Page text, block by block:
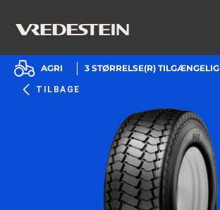
TILBAGE
AGRI 3 STØRRELSE(R) TILGÆNGELIG